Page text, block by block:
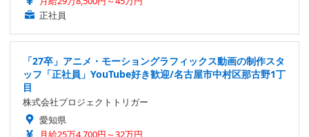
正社員
「27卒」アニメ・モーショングラフィックス動画の制作スタ
ッフ「正社員」YouTube好き歓迎/名古屋市中村区那古野1丁
目
株式会社プロジェクトトリガー
愛知県
月給25万4,700円～32万円